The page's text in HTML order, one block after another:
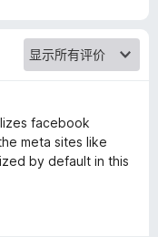
facebook
meta sites like
by default in this